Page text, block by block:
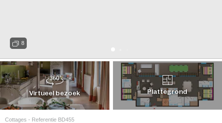
8
Virtueel bezoek Plattegrond
Cottages - Referentie BD455